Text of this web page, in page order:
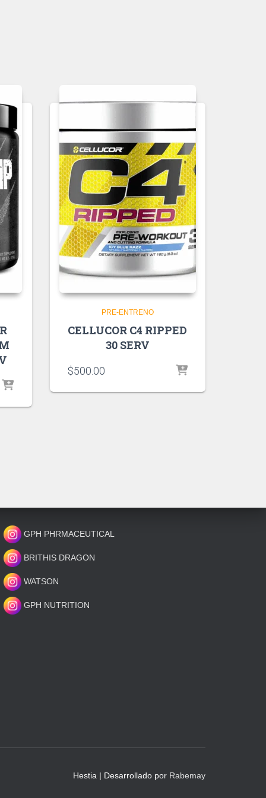
PRE-ENTRENO
CELLUCOR C4 RIPPED
30 SERV
$500.00
GPH PHRMACEUTICAL
BRITHIS DRAGON
WATSON
GPH NUTRITION
Hestia | Desarrollado por Rabemay